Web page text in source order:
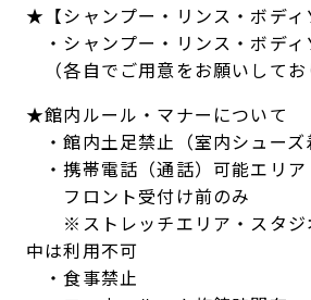
★【シャンプー・リンス・ボディ
・シャンプー・リンス・ボディ
（各自でご用意をお願いしてお
★館内ルール・マナーについて
・館内土足禁止（室内シューズ
・携帯電話（通話）可能エリア
フロント受付け前のみ
※ストレッチエリア・スタジ
中は利用不可
・食事禁止